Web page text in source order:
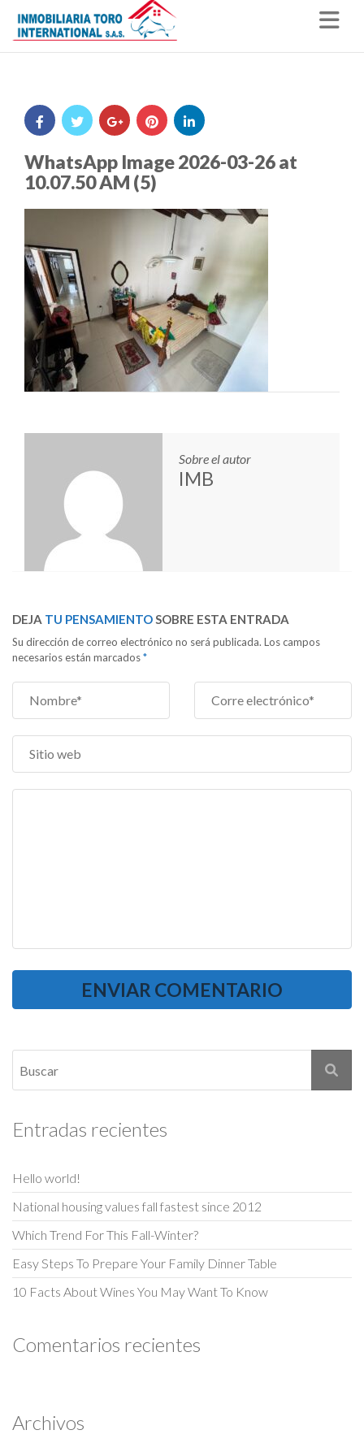
WhatsApp Image 2026-03-26 at
10.07.50 AM (5)
Sobre el autor
IMB
DEJA TU PENSAMIENTOSOBRE ESTA ENTRADA
Su dirección de correo electrónico no será publicada. Los campos
necesarios están marcados*
Entradas recientes
Hello world!
National housing values fall fastest since 2012
Which Trend For This Fall-Winter?
Easy Steps To Prepare Your Family Dinner Table
10 Facts About Wines You May Want To Know
Comentarios recientes
Archivos